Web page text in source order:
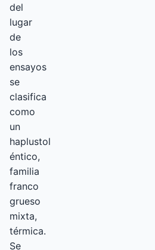
del
lugar
de
los
ensayos
se
clasifica
como
un
haplustol
éntico,
familia
franco
grueso
mixta,
térmica.
Se